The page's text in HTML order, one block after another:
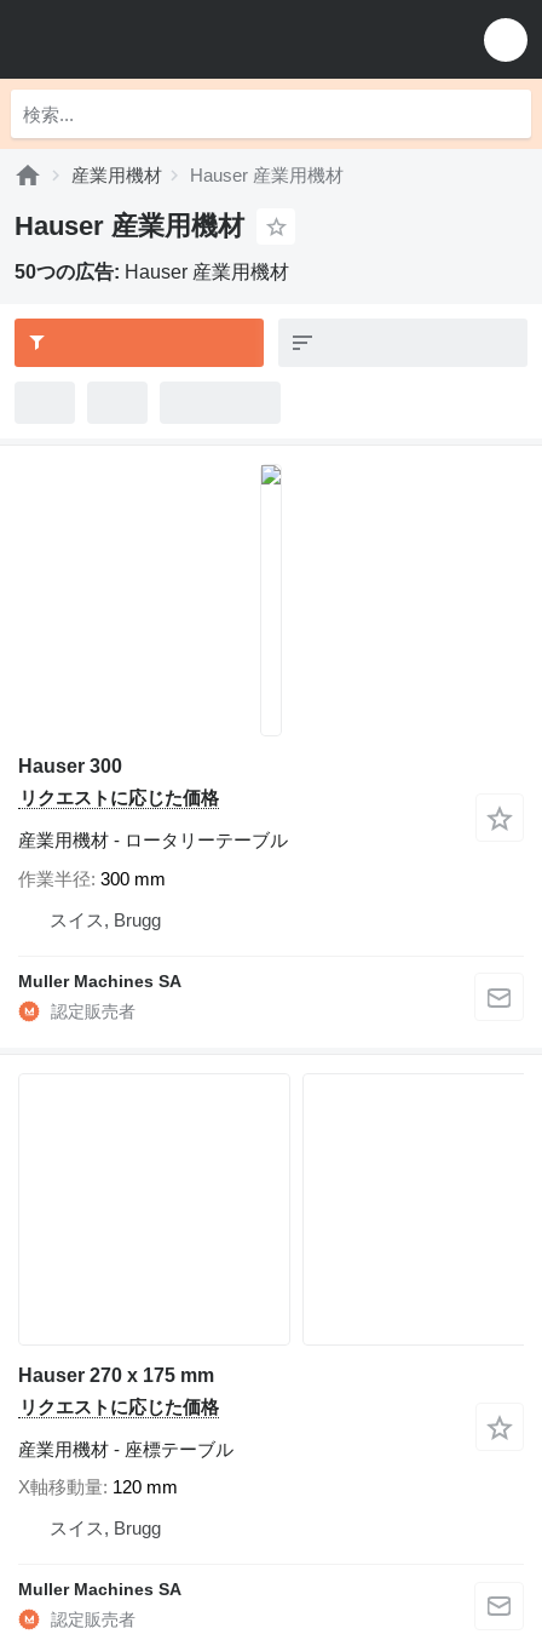
産業用機材 Hauser 産業用機材
Hauser 産業用機材
50つの広告: Hauser 産業用機材
Hauser 300
リクエストに応じた価格
産業用機材 - ロータリーテーブル
作業半径 300 mm
スイス, Brugg
Muller Machines SA
Hauser 270 x 175 mm
リクエストに応じた価格
産業用機材 - 座標テーブル
X軸移動量 120 mm
スイス, Brugg
Muller Machines SA